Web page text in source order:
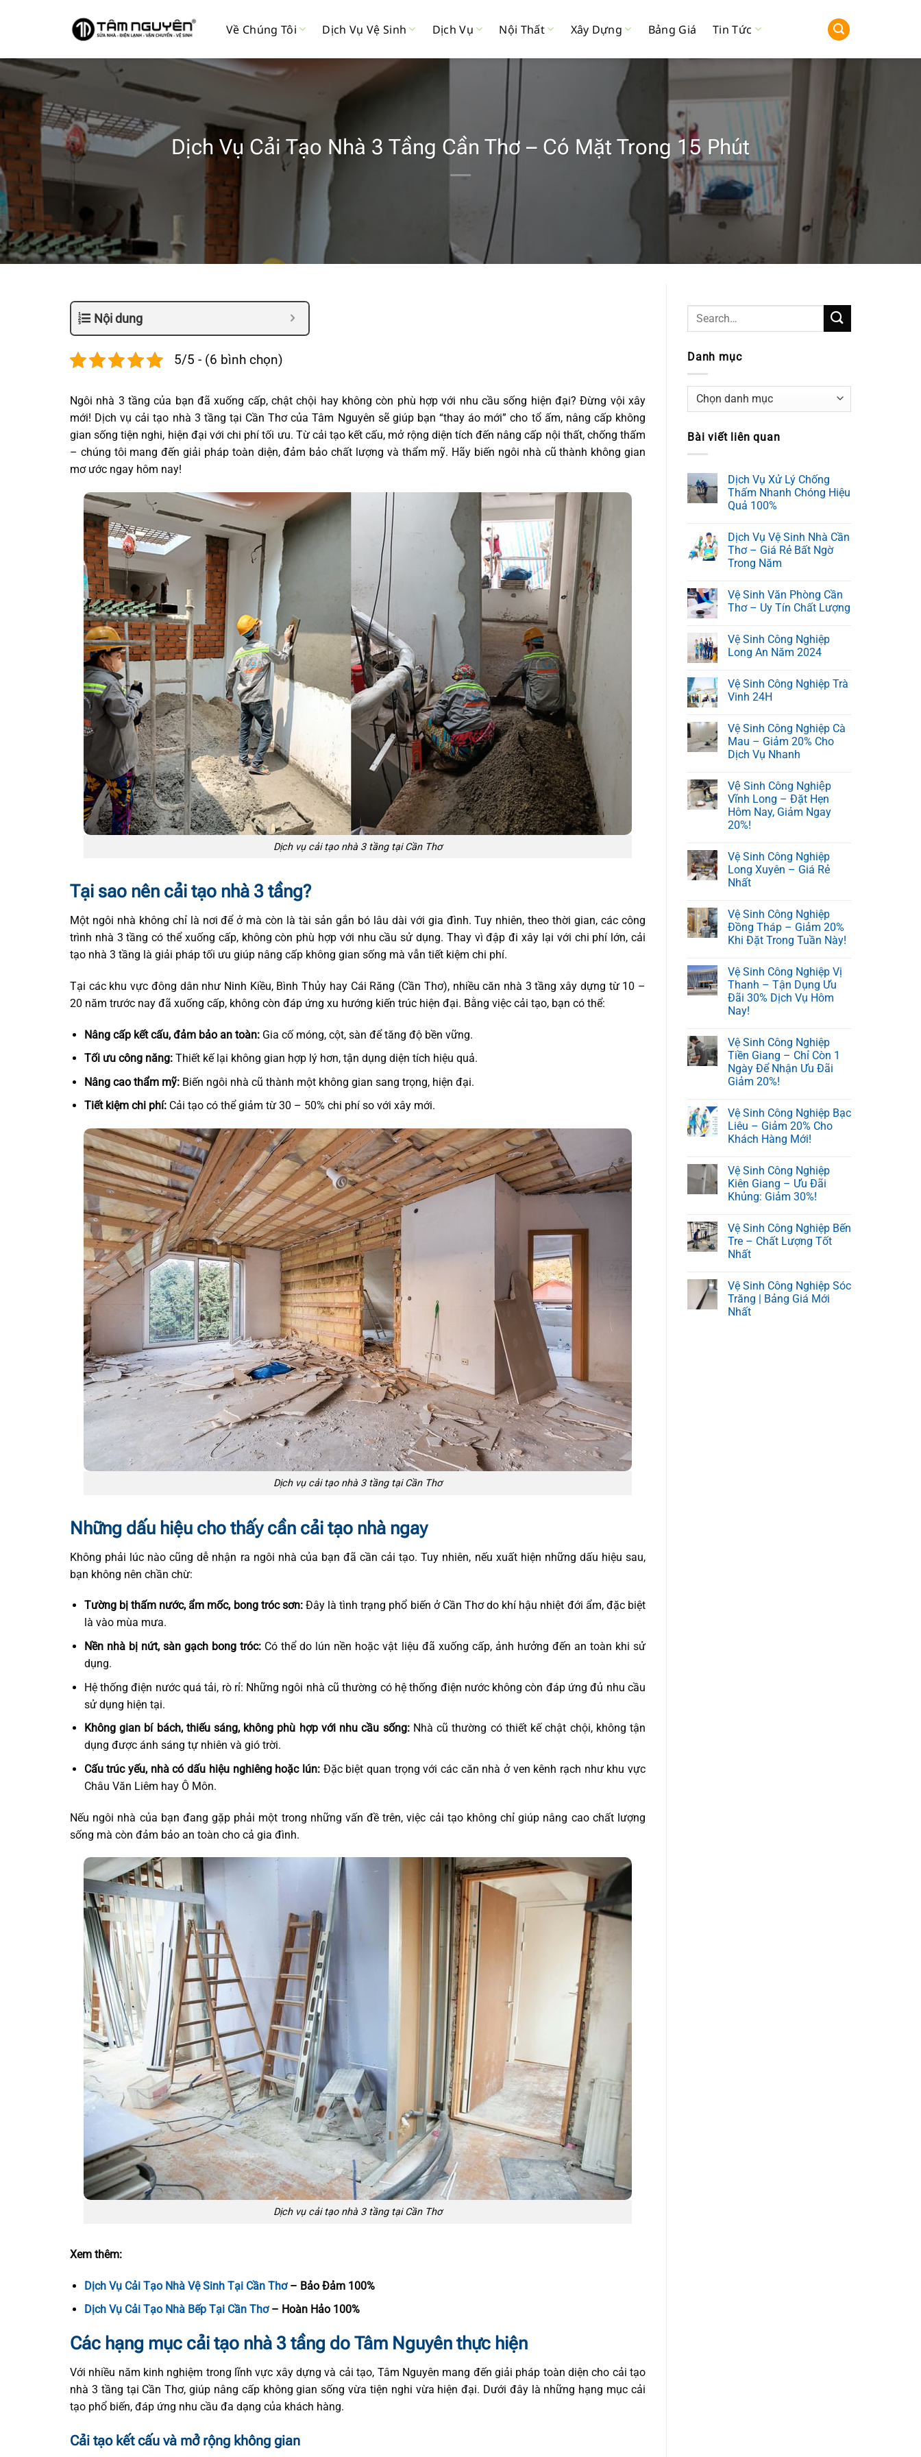
dung
Về Chúng Tôi Dịch Vụ Vệ Sinh Dịch Vụ Nội Thất Xây Dựng Bảng Giá Tin Tức
Dịch Vụ Cải Tạo Nhà 3 Tầng Cần Thơ – Có Mặt Trong 15 Phút
Nội dung
5/5 - (6 bình chọn)
Ngôi nhà 3 tầng của bạn đã xuống cấp, chật chội hay không còn phù hợp với nhu cầu sống hiện đại? Đừng vội xây
mới! Dịch vụ cải tạo nhà 3 tầng tại Cần Thơ của Tâm Nguyên sẽ giúp bạn “thay áo mới” cho tổ ấm, nâng cấp không
gian sống tiện nghi, hiện đại với chi phí tối ưu. Từ cải tạo kết cấu, mở rộng diện tích đến nâng cấp nội thất, chống thấm
– chúng tôi mang đến giải pháp toàn diện, đảm bảo chất lượng và thẩm mỹ. Hãy biến ngôi nhà cũ thành không gian
mơ ước ngay hôm nay!
Dịch vụ cải tạo nhà 3 tầng tại Cần Thơ
Tại sao nên cải tạo nhà 3 tầng?
Một ngôi nhà không chỉ là nơi để ở mà còn là tài sản gắn bó lâu dài với gia đình. Tuy nhiên, theo thời gian, các công
trình nhà 3 tầng có thể xuống cấp, không còn phù hợp với nhu cầu sử dụng. Thay vì đập đi xây lại với chi phí lớn, cải
tạo nhà 3 tầng là giải pháp tối ưu giúp nâng cấp không gian sống mà vẫn tiết kiệm chi phí.
Tại các khu vực đông dân như Ninh Kiều, Bình Thủy hay Cái Răng (Cần Thơ), nhiều căn nhà 3 tầng xây dựng từ 10 –
20 năm trước nay đã xuống cấp, không còn đáp ứng xu hướng kiến trúc hiện đại. Bằng việc cải tạo, bạn có thể:
Nâng cấp kết cấu, đảm bảo an toàn:Gia cố móng, cột, sàn để tăng độ bền vững.
Tối ưu công năng: Thiết kế lại không gian hợp lý hơn, tận dụng diện tích hiệu quả.
Nâng cao thẩm mỹ:Biến ngôi nhà cũ thành một không gian sang trọng, hiện đại.
Tiết kiệm chi phí: Cải tạo có thể giảm từ 30 – 50% chi phí so với xây mới.
Dịch vụ cải tạo nhà 3 tầng tại Cần Thơ
Những dấu hiệu cho thấy cần cải tạo nhà ngay
Không phải lúc nào cũng dễ nhận ra ngôi nhà của bạn đã cần cải tạo. Tuy nhiên, nếu xuất hiện những dấu hiệu sau,
bạn không nên chần chừ:
Tường bị thấm nước, ẩm mốc, bong tróc sơn:Đây là tình trạng phổ biến ở Cần Thơ do khí hậu nhiệt đới ẩm, đặc biệt
là vào mùa mưa.
Nền nhà bị nứt, sàn gạch bong tróc: Có thể do lún nền hoặc vật liệu đã xuống cấp, ảnh hưởng đến an toàn khi sử
dụng.
Hệ thống điện nước quá tải, rò rỉ: Những ngôi nhà cũ thường có hệ thống điện nước không còn đáp ứng đủ nhu cầu
sử dụng hiện tại.
Không gian bí bách, thiếu sáng, không phù hợp với nhu cầu sống:Nhà cũ thường có thiết kế chật chội, không tận
dụng được ánh sáng tự nhiên và gió trời.
Cấu trúc yếu, nhà có dấu hiệu nghiêng hoặc lún:Đặc biệt quan trọng với các căn nhà ở ven kênh rạch như khu vực
Châu Văn Liêm hay Ô Môn.
Nếu ngôi nhà của bạn đang gặp phải một trong những vấn đề trên, việc cải tạo không chỉ giúp nâng cao chất lượng
sống mà còn đảm bảo an toàn cho cả gia đình.
Dịch vụ cải tạo nhà 3 tầng tại Cần Thơ
Xem thêm:
Dịch Vụ Cải Tạo Nhà Vệ Sinh Tại Cần Thơ– Bảo Đảm 100%
Dịch Vụ Cải Tạo Nhà Bếp Tại Cần Thơ– Hoàn Hảo 100%
Các hạng mục cải tạo nhà 3 tầng do Tâm Nguyên thực hiện
Với nhiều năm kinh nghiệm trong lĩnh vực xây dựng và cải tạo, Tâm Nguyên mang đến giải pháp toàn diện cho cải tạo
nhà 3 tầng tại Cần Thơ, giúp nâng cấp không gian sống vừa tiện nghi vừa hiện đại. Dưới đây là những hạng mục cải
tạo phổ biến, đáp ứng nhu cầu đa dạng của khách hàng.
Cải tạo kết cấu và mở rộng không gian
Danh mục
Danh
mục
Bài viết liên quan
Dịch Vụ Xử Lý Chống
Thấm Nhanh Chóng Hiệu
Quả 100%
Dịch Vụ Vệ Sinh Nhà Cần
Thơ – Giá Rẻ Bất Ngờ
Trong Năm
Vệ Sinh Văn Phòng Cần
Thơ – Uy Tín Chất Lượng
Vệ Sinh Công Nghiệp
Long An Năm 2024
Vệ Sinh Công Nghiệp Trà
Vinh 24H
Vệ Sinh Công Nghiệp Cà
Mau – Giảm 20% Cho
Dịch Vụ Nhanh
Vệ Sinh Công Nghiệp
Vĩnh Long – Đặt Hẹn
Hôm Nay, Giảm Ngay
20%!
Vệ Sinh Công Nghiệp
Long Xuyên – Giá Rẻ
Nhất
Vệ Sinh Công Nghiệp
Đồng Tháp – Giảm 20%
Khi Đặt Trong Tuần Này!
Vệ Sinh Công Nghiệp Vị
Thanh – Tận Dụng Ưu
Đãi 30% Dịch Vụ Hôm
Nay!
Vệ Sinh Công Nghiệp
Tiền Giang – Chỉ Còn 1
Ngày Để Nhận Ưu Đãi
Giảm 20%!
Vệ Sinh Công Nghiệp Bạc
Liêu – Giảm 20% Cho
Khách Hàng Mới!
Vệ Sinh Công Nghiệp
Kiên Giang – Ưu Đãi
Khủng: Giảm 30%!
Vệ Sinh Công Nghiệp Bến
Tre – Chất Lượng Tốt
Nhất
Vệ Sinh Công Nghiệp Sóc
Trăng | Bảng Giá Mới
Nhất